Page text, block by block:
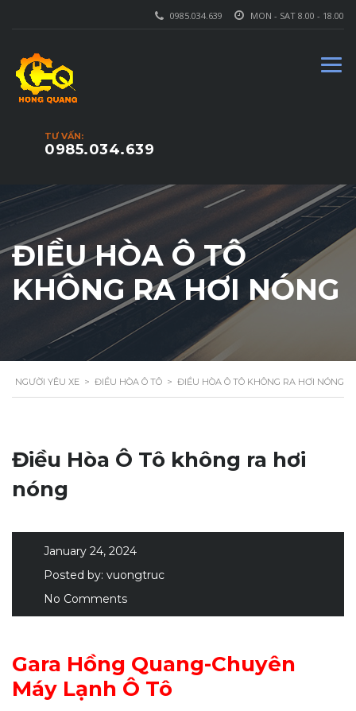
MON - SAT 8.00 - 18.00
0985.034.639
TƯ VẤN:
0985.034.639
ĐIỀU HÒA Ô TÔ
KHÔNG RA HƠI NÓNG
NGƯỜI YÊU XE > ĐIỀU HÒA Ô TÔ > ĐIỀU HÒA Ô TÔ KHÔNG RA HƠI NÓNG
Điều Hòa Ô Tô không ra hơi
nóng
January 24, 2024
Posted by: vuongtruc
No Comments
Gara Hồng Quang-Chuyên
Máy Lạnh Ô Tô